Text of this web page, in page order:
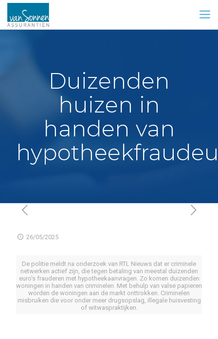
Duizenden
huizen in
handen van
26/05/2025
De politie meldt na onderzoek van RTL Nieuws dat er criminele
netwerken actief zijn, die tegen betaling van meestal duizenden
euro's frauderen met hypotheekaanvragen. Zo komen duizenden
woningen in handen van criminelen. Met behulp van valse papieren
worden de woningen aan de markt onttrokken. Criminelen
misbruiken die voor onder meer drugsopslag, illegale huisvesting
of witwaspraktijken.